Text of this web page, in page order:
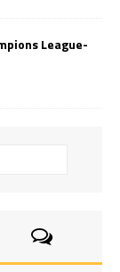
League-